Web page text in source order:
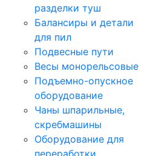
разделки туш
Балансиры и детали
для пил
Подвесные пути
Весы монорельсовые
Подъемно-опускное
оборудование
Чаны шпарильные,
скребмашины
Оборудование для
переработки